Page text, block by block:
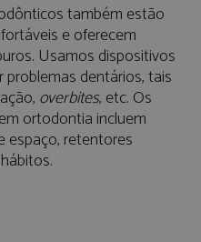
também estão
​​e oferecem
Usamos dispositivos
dentários, tais
overbites, etc. Os
ortodontia incluem
espaço, retentores